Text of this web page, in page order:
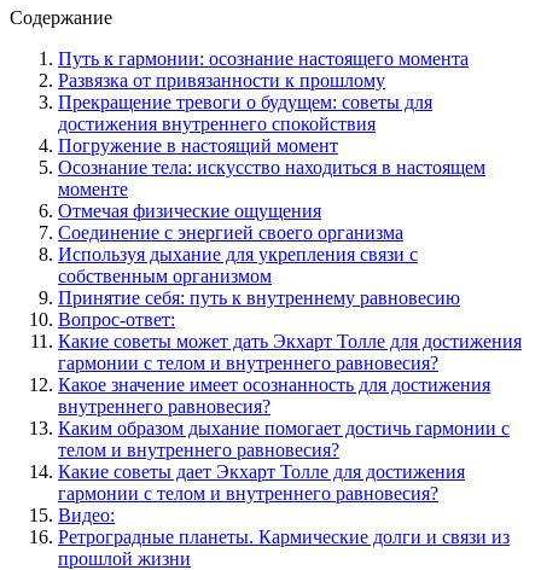
Содержание
Путь к гармонии: осознание настоящего момента
Развязка от привязанности к прошлому
Прекращение тревоги о будущем: советы для
достижения внутреннего спокойствия
Погружение в настоящий момент
Осознание тела: искусство находиться в настоящем
моменте
Отмечая физические ощущения
Соединение с энергией своего организма
Используя дыхание для укрепления связи с
собственным организмом
Принятие себя: путь к внутреннему равновесию
Вопрос-ответ:
Какие советы может дать Экхарт Толле для достижения
гармонии с телом и внутреннего равновесия?
Какое значение имеет осознанность для достижения
внутреннего равновесия?
Каким образом дыхание помогает достичь гармонии с
телом и внутреннего равновесия?
Какие советы дает Экхарт Толле для достижения
гармонии с телом и внутреннего равновесия?
Видео:
Ретроградные планеты. Кармические долги и связи из
прошлой жизни